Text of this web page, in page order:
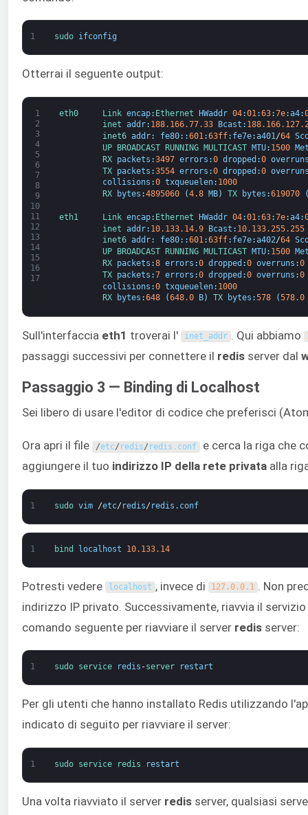
1 sudo ifconfig
Otterrai il seguente output:
1
2
3
4
5
6
7
8
9
10
11
12
13
14
15
16
17
eth0 Link encap: Ethernet HWaddr 04:01 :63:7e:a4:
inet addr: 188.166.77.33 Bcast :
inet6 addr: fe80: :601:63ff: fe7e:a401/64
UP
BROADCAST RUNNING MULTICAST MTU: 1500
RX packets :3497 errors :0 dropped :0
TX packets :3554 errors :0 dropped :0
collisions :0 txqueuelen: 1000
RX
bytes :4895060 (4.8 MB) TX bytes :619070
eth1 Link encap: Ethernet HWaddr 04:01 :63:7e:a4:
inet addr: 10.133.14.9 Bcast : 10.133.255.255
inet6 addr: fe80: :601:63ff: fe7e:a402/64
UP
BROADCAST RUNNING MULTICAST MTU: 1500
RX packets :8 errors :0 dropped :0 overruns :0
TX packets :7 errors :0 dropped :0 overruns :0
collisions :0 txqueuelen: 1000
RX
bytes :648 (648.0 B) TX bytes :578 (578.0
Sull'interfaccia eth1 troverai l' inet_addr . Qui abbiamo
passaggi successivi per connettere il redis server dal
Passaggio 3 — Binding di Localhost
Sei libero di usare l'editor di codice che preferisci
Ora apri il file /etc/ redis/ redis . conf e cerca la riga che
aggiungere il tuo indirizzo IP della rete privata alla
1 sudo vim /etc/ redis/ redis . conf
1 bind localhost 10.133.14
Potresti vedere localhost , invece di 127.0.0.1
. Non
indirizzo IP privato. Successivamente, riavvia il
comando seguente per riavviare il server redis server:
1 sudo service redis -server restart
Per gli utenti che hanno installato Redis utilizzando
indicato di seguito per riavviare il server:
1 sudo service redis restart
Una volta riavviato il server redis server, qualsiasi